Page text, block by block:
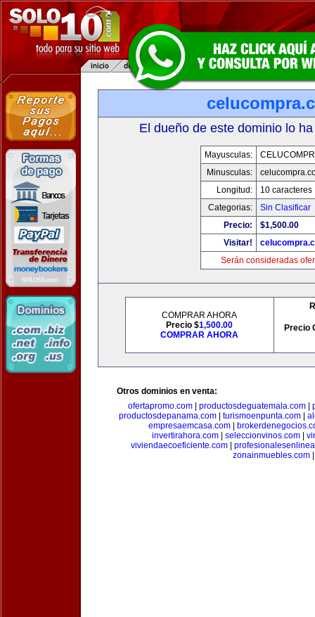
El dueño de este dominio lo
Mayusculas:
Minusculas:
Longitud:
10 caracteres
Categorias:
Sin Clasificar
Precio:
$1,500.00
Visitar!
Serán consideradas
COMPRAR AHORA
Precio $1,500.00
COMPRAR AHORA
Precio
Otros dominios en venta:
ofertapromo.com
productosdeguatemala.com
productosdepanama.com
turismoenpunta.com
empresaemcasa.com
invertirahora.com| seleccionvinos.com|
viviendaecoeficiente.com|
zonainmuebles.com